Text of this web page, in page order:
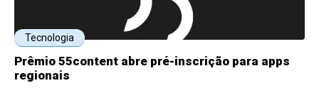
Tecnologia
Prêmio 55content abre pré-inscrição para apps
regionais